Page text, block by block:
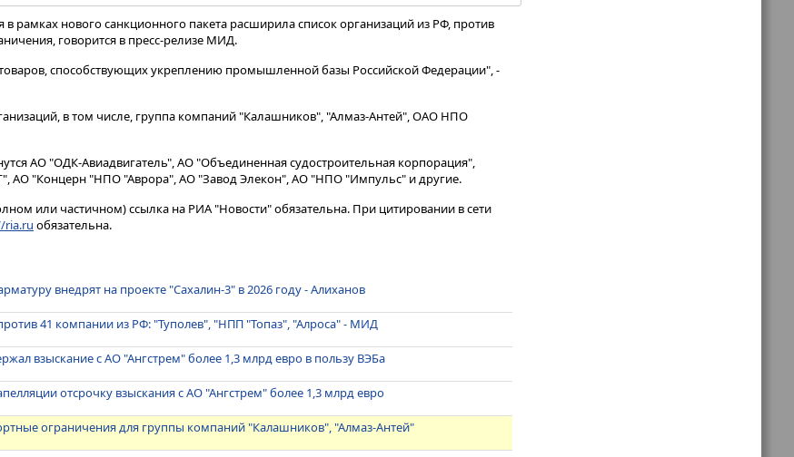
рамках нового санкционного пакета расширила список организаций из РФ, против
говорится в пресс-релизе МИД.
способствующих укреплению промышленной базы Российской Федерации", -
в том числе, группа компаний "Калашников", "Алмаз-Антей", ОАО НПО
АО "ОДК-Авиадвигатель", АО "Объединенная судостроительная корпорация",
АО "Концерн "НПО "Аврора", АО "Завод Элекон", АО "НПО "Импульс" и другие.
или частичном) ссылка на РИА "Новости" обязательна. При цитировании в сети
ria.ru обязательна.
внедрят на проекте "Сахалин-3" в 2026 году - Алиханов
41 компании из РФ: "Туполев", "НПП "Топаз", "Алроса" - МИД
взыскание с АО "Ангстрем" более 1,3 млрд евро в пользу ВЭБа
отсрочку взыскания с АО "Ангстрем" более 1,3 млрд евро
ограничения для группы компаний "Калашников", "Алмаз-Антей"